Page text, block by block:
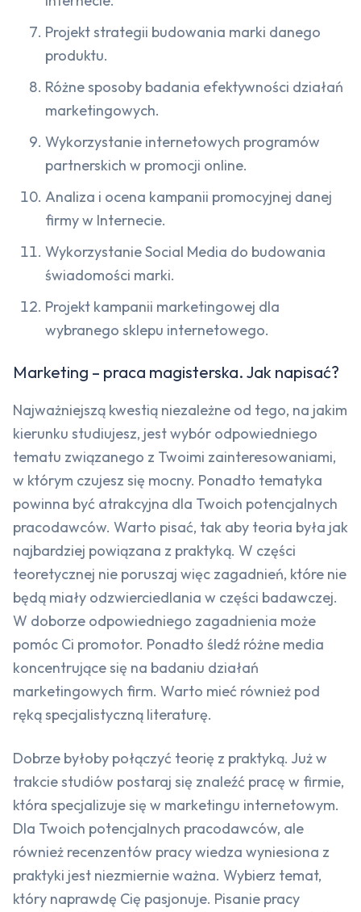
Projekt strategii budowania marki danego
produktu.
Różne sposoby badania efektywności działań
marketingowych.
Wykorzystanie internetowych programów
partnerskich w promocji online.
Analiza i ocena kampanii promocyjnej danej
firmy w Internecie.
Wykorzystanie Social Media do budowania
świadomości marki.
Projekt kampanii marketingowej dla
wybranego sklepu internetowego.
Marketing – praca magisterska. Jak napisać?
Najważniejszą kwestią niezależne od tego, na jakim
kierunku studiujesz, jest wybór odpowiedniego
tematu związanego z Twoimi zainteresowaniami,
w którym czujesz się mocny. Ponadto tematyka
powinna być atrakcyjna dla Twoich potencjalnych
pracodawców. Warto pisać, tak aby teoria była jak
najbardziej powiązana z praktyką. W części
teoretycznej nie poruszaj więc zagadnień, które nie
będą miały odzwierciedlania w części badawczej.
W doborze odpowiedniego zagadnienia może
pomóc Ci promotor. Ponadto śledź różne media
koncentrujące się na badaniu działań
marketingowych firm. Warto mieć również pod
ręką specjalistyczną literaturę.
Dobrze byłoby połączyć teorię z praktyką. Już w
trakcie studiów postaraj się znaleźć pracę w firmie,
która specjalizuje się w marketingu internetowym.
Dla Twoich potencjalnych pracodawców, ale
również recenzentów pracy wiedza wyniesiona z
praktyki jest niezmiernie ważna. Wybierz temat,
który naprawdę Cię pasjonuje. Pisanie pracy